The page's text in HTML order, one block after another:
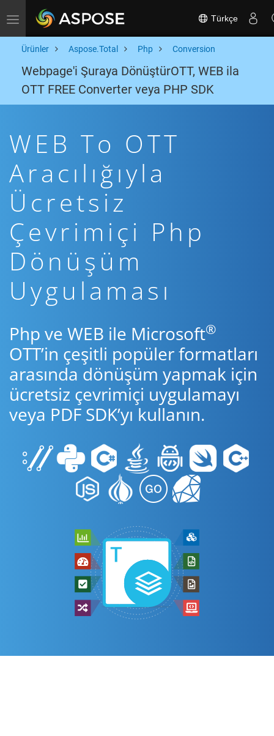
Toggle navigation Türkçe
Ürünler Aspose.Total Php Conversion
Webpage'i Şuraya DönüştürOTT, WEB ila
OTT FREE Converter veya PHP SDK
WEB To OTT
Aracılığıyla
Ücretsiz
Çevrimiçi Php
Dönüşüm
Uygulaması
Php ve WEB ile Microsoft®
OTT’in çeşitli popüler formatları
arasında dönüşüm yapmak için
ücretsiz çevrimiçi uygulamayı
veya PDF SDK’yı kullanın.